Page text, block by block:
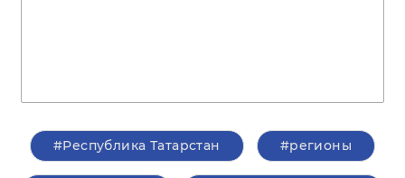
#Республика Татарстан #регионы